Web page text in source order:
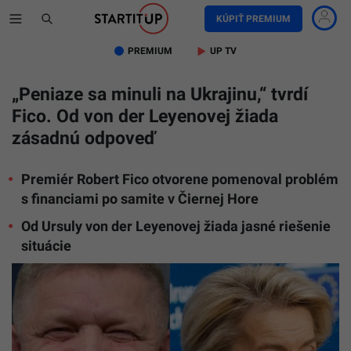
KÚPIŤ PREMIUM
PREMIUM UP TV
„Peniaze sa minuli na Ukrajinu,“ tvrdí
Fico. Od von der Leyenovej žiada
zásadnú odpoveď
Premiér Robert Fico otvorene pomenoval problém
s financiami po samite v Čiernej Hore
Od Ursuly von der Leyenovej žiada jasné riešenie
situácie
snímke
a
Ursula
von
Leyen.